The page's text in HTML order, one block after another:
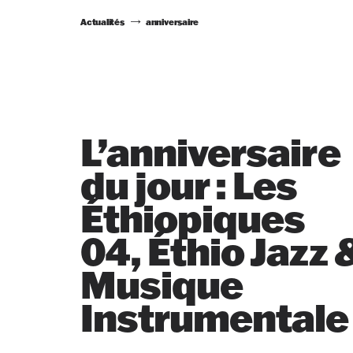
Actualités anniversaire
L’anniversaire
du jour : Les
Éthiopiques
04, Éthio Jazz
Musique
Instrumentale